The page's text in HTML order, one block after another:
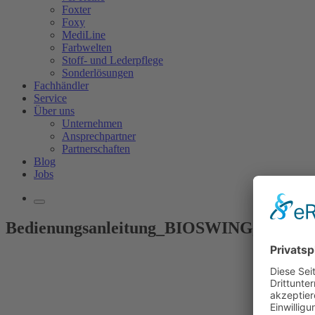
Foxter
Foxy
MediLine
Farbwelten
Stoff- und Lederpflege
Sonderlösungen
Fachhändler
Service
Über uns
Unternehmen
Ansprechpartner
Partnerschaften
Blog
Jobs
Bedienungsanleitung_BIOSWING_360iQ-